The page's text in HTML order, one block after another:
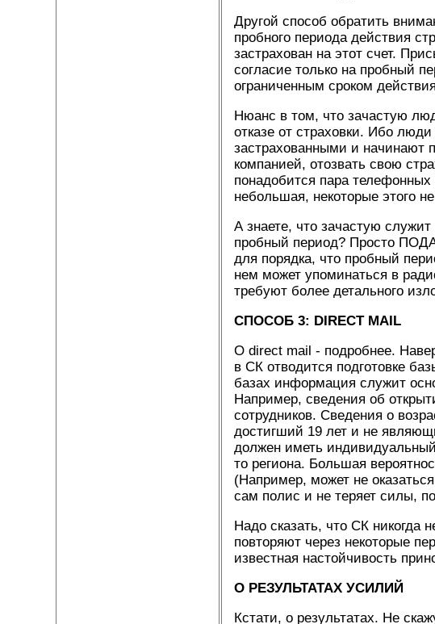
Другой способ обратить
пробного периода действия
застрахован на этот счет.
согласие только на пробный
ограниченным сроком
Нюанс в том, что зачастую
отказе от страховки. Ибо
застрахованными и начинают
компанией, отозвать свою
понадобится пара телефонных
небольшая, некоторые этого
А знаете, что зачастую
пробный период? Просто
для порядка, что пробный
нем может упоминаться в
требуют более детального
СПОСОБ 3: DIRECT MAIL
О direct mail - подробнее.
в СК отводится подготовке
базах информация служит
Например, сведения об
сотрудников. Сведения о
достигший 19 лет и не
должен иметь
то региона. Большая
(Например, может не
сам полис и не теряет силы,
Надо сказать, что СК никогда
повторяют через некоторые
известная настойчивость
О РЕЗУЛЬТАТАХ УСИЛИЙ
Кстати, о результатах. Не